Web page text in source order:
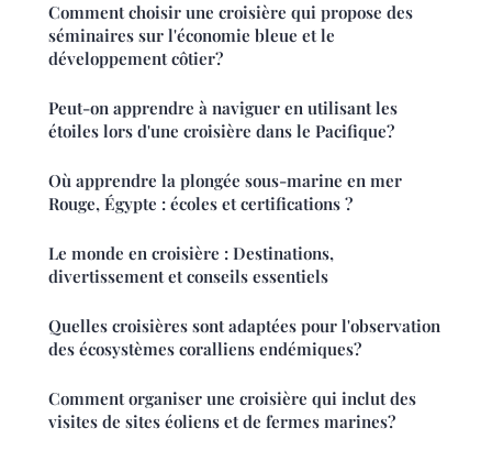
Comment choisir une croisière qui propose des
séminaires sur l'économie bleue et le
développement côtier?
Peut-on apprendre à naviguer en utilisant les
étoiles lors d'une croisière dans le Pacifique?
Où apprendre la plongée sous-marine en mer
Rouge, Égypte : écoles et certifications ?
Le monde en croisière : Destinations,
divertissement et conseils essentiels
Quelles croisières sont adaptées pour l'observation
des écosystèmes coralliens endémiques?
Comment organiser une croisière qui inclut des
visites de sites éoliens et de fermes marines?